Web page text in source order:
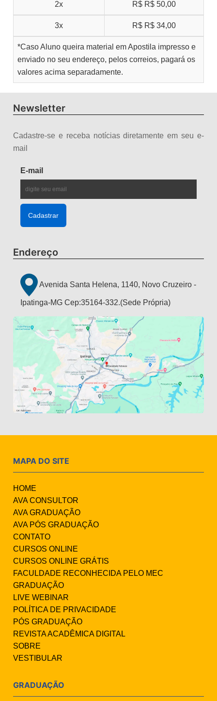
2x R$ R$ 50,00
3x R$ R$ 34,00
*Caso Aluno queira material em Apostila impresso e
enviado no seu endereço, pelos correios, pagará os
valores acima separadamente.
Newsletter
Cadastre-se e receba notícias diretamente em seu e-
mail
E-mail
Endereço
Avenida Santa Helena, 1140, Novo Cruzeiro -
Ipatinga-MG Cep:35164-332.(Sede Própria)
MAPA DO SITE
HOME
AVA CONSULTOR
AVA GRADUAÇÃO
AVA PÓS GRADUAÇÃO
CONTATO
CURSOS ONLINE
CURSOS ONLINE GRÁTIS
FACULDADE RECONHECIDA PELO MEC
GRADUAÇÃO
LIVE WEBINAR
POLÍTICA DE PRIVACIDADE
PÓS GRADUAÇÃO
REVISTA ACADÊMICA DIGITAL
SOBRE
VESTIBULAR
GRADUAÇÃO